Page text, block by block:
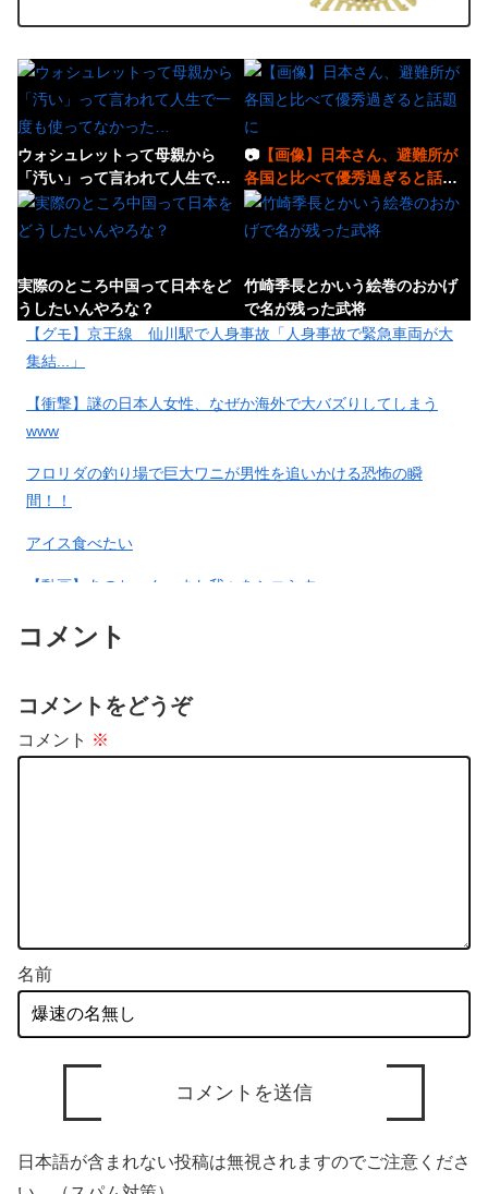
ウォシュレットって母親から
「汚い」って言われて人生で一
度も使ってなかった…
📷【画像】日本さん、避難所が
各国と比べて優秀過ぎると話題
に
実際のところ中国って日本をど
うしたいんやろな？
竹崎季長とかいう絵巻のおかげ
で名が残った武将
無念…。風で落ちたのか？悪戯
に発芽させたアボカドは露地栽
培出来るのかチャ…
【悲報】日本人、バカかもしれ
（8%→1%）に93.2%の国民が賛
成してしまう
熊本の戦国大名ってあんまり大
イナス20万円も吹き飛んだもよ
【グモ】京王線 仙川駅で人身事故「人身事故で緊急車両が大
集結...」
【衝撃】謎の日本人女性、なぜか海外で大バズりしてしまう
www
フロリダの釣り場で巨大ワニが男性を追いかける恐怖の瞬
間！！
アイス食べたい
【動画】あのちゃん、また我々をシコらすｗｗｗｗｗｗｗｗｗ
コメント
コメントをどうぞ
コメント ※
名前
日本語が含まれない投稿は無視されますのでご注意くださ